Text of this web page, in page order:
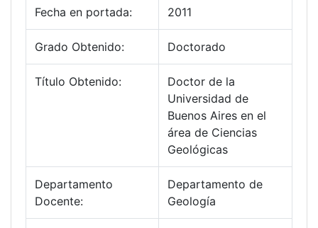
Fecha en portada: 2011
Grado Obtenido: Doctorado
Título Obtenido:
Doctor de la
Universidad de
Buenos Aires en el
área de Ciencias
Geológicas
Departamento
Docente:
Departamento de
Geología